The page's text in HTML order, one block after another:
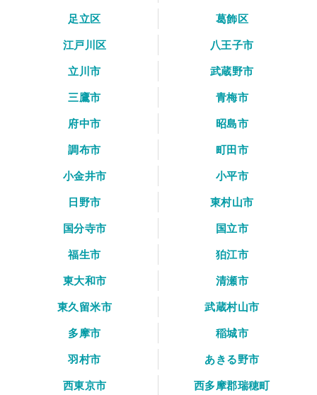
足立区
葛飾区
江戸川区
八王子市
立川市
武蔵野市
三鷹市
青梅市
府中市
昭島市
調布市
町田市
小金井市
小平市
日野市
東村山市
国分寺市
国立市
福生市
狛江市
東大和市
清瀬市
東久留米市
武蔵村山市
多摩市
稲城市
羽村市
あきる野市
西東京市
西多摩郡瑞穂町